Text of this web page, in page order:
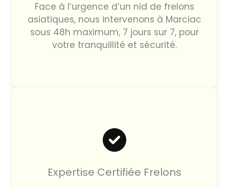
Face à l’urgence d’un nid de frelons
asiatiques, nous intervenons à Marciac
sous 48h maximum, 7 jours sur 7, pour
votre tranquillité et sécurité.
Expertise Certifiée Frelons